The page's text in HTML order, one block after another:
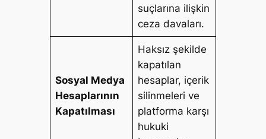
suçlarına ilişkin
ceza davaları.
Sosyal Medya
Hesaplarının
Kapatılması
Haksız şekilde
kapatılan
hesaplar, içerik
silinmeleri ve
platforma karşı
hukuki